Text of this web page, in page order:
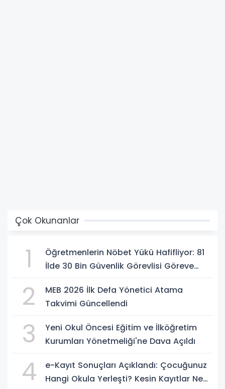
Çok Okunanlar
1
Öğretmenlerin Nöbet Yükü Hafifliyor: 81
İlde 30 Bin Güvenlik Görevlisi Göreve
2
MEB 2026 İlk Defa Yönetici Atama
Takvimi Güncellendi
3
Yeni Okul Öncesi Eğitim ve İlköğretim
Kurumları Yönetmeliği'ne Dava Açıldı
4
e-Kayıt Sonuçları Açıklandı: Çocuğunuz
Hangi Okula Yerleşti? Kesin Kayıtlar Ne